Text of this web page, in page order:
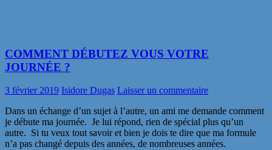
COMMENT DÉBUTEZ VOUS VOTRE
JOURNÉE ?
3 février 2019 Isidore Dugas Laisser un commentaire
Dans un échange d’un sujet à l’autre, un ami me demande comment
je débute ma journée. Je lui répond, rien de spécial plus qu’un
autre. Si tu veux tout savoir et bien je dois te dire que ma formule
n’a pas changé depuis des années, de nombreuses années.